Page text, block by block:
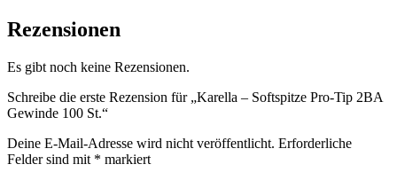
Rezensionen
Es gibt noch keine Rezensionen.
Schreibe die erste Rezension für „Karella – Softspitze Pro-Tip 2BA
Gewinde 100 St.“
Deine E-Mail-Adresse wird nicht veröffentlicht. Erforderliche
Felder sind mit * markiert